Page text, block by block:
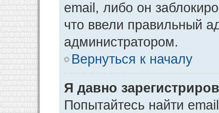
email, либо он
что ввели правильный
администратором.
Вернуться к началу
Я давно
Попытайтесь найти